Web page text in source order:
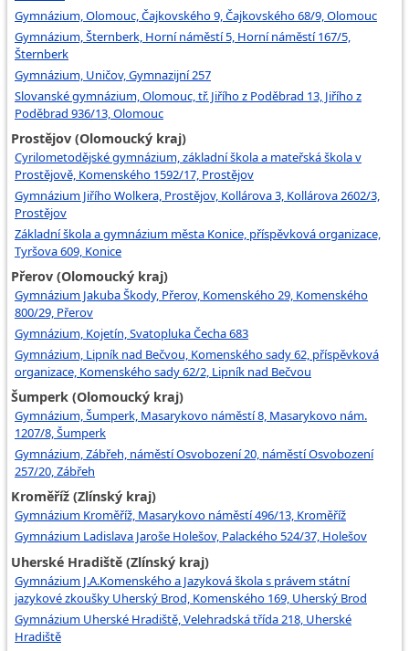
Gymnázium, Olomouc, Čajkovského 9, Čajkovského 68/9, Olomouc
Gymnázium, Šternberk, Horní náměstí 5, Horní náměstí 167/5,
Šternberk
Gymnázium, Uničov, Gymnazijní 257
Slovanské gymnázium, Olomouc, tř. Jiřího z Poděbrad 13, Jiřího z
Poděbrad 936/13, Olomouc
Prostějov (Olomoucký kraj)
Cyrilometodějské gymnázium, základní škola a mateřská škola v
Prostějově, Komenského 1592/17, Prostějov
Gymnázium Jiřího Wolkera, Prostějov, Kollárova 3, Kollárova 2602/3,
Prostějov
Základní škola a gymnázium města Konice, příspěvková organizace,
Tyršova 609, Konice
Přerov (Olomoucký kraj)
Gymnázium Jakuba Škody, Přerov, Komenského 29, Komenského
800/29, Přerov
Gymnázium, Kojetín, Svatopluka Čecha 683
Gymnázium, Lipník nad Bečvou, Komenského sady 62, příspěvková
organizace, Komenského sady 62/2, Lipník nad Bečvou
Šumperk (Olomoucký kraj)
Gymnázium, Šumperk, Masarykovo náměstí 8, Masarykovo nám.
1207/8, Šumperk
Gymnázium, Zábřeh, náměstí Osvobození 20, náměstí Osvobození
257/20, Zábřeh
Kroměříž (Zlínský kraj)
Gymnázium Kroměříž, Masarykovo náměstí 496/13, Kroměříž
Gymnázium Ladislava Jaroše Holešov, Palackého 524/37, Holešov
Uherské Hradiště (Zlínský kraj)
Gymnázium J.A.Komenského a Jazyková škola s právem státní
jazykové zkoušky Uherský Brod, Komenského 169, Uherský Brod
Gymnázium Uherské Hradiště, Velehradská třída 218, Uherské
Hradiště